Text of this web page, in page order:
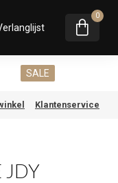
0
SALE
Klantenservice
JDY